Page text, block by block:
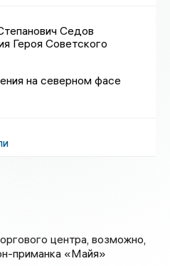
Седов
Героя Советского
на северном фасе
центра, возможно,
приманка «Майя»